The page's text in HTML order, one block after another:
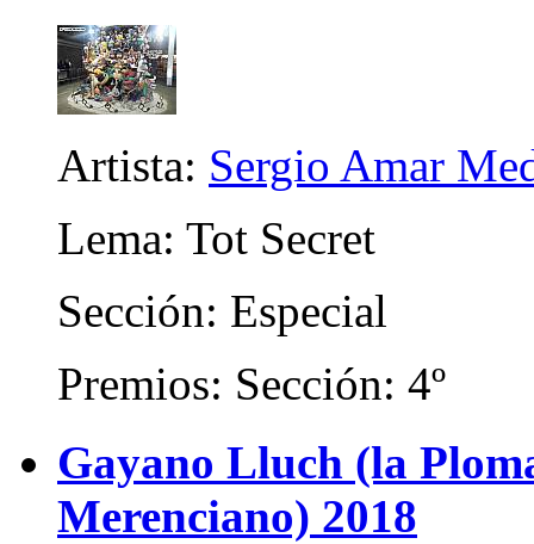
Artista: Sergio Amar
Lema: Tot Secret
Sección: Especial
Premios: Sección: 4º
Gayano Lluch (la
Merenciano) 2018